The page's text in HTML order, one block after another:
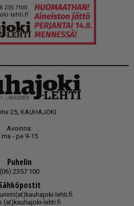
25, KAUHAJOKI
Avoinna:
ma - pe 9-15
Puhelin
(06) 2357 100
lehti.fi
(at)kauhajoki-lehti.fi